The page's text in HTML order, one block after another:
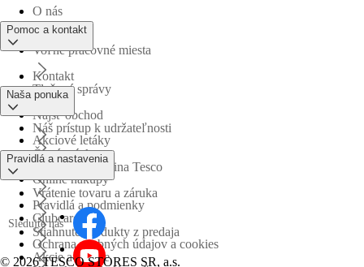
O nás
Voľné pracovné miesta
Tlačové správy
Náš prístup k udržateľnosti
Obchodná skupina Tesco
Pomoc a kontakt
Kontakt
Nájsť obchod
Časté otázky
Vrátenie tovaru a záruka
Stiahnuté produkty z predaja
Naša ponuka
Akciové letáky
Online nákupy
Clubcard
Akcie a súťaže
Pravidlá a nastavenia
Pravidlá a podmienky
Ochrana osobných údajov a cookies
Sledujte nás
© 2026 TESCO STORES SR, a.s.